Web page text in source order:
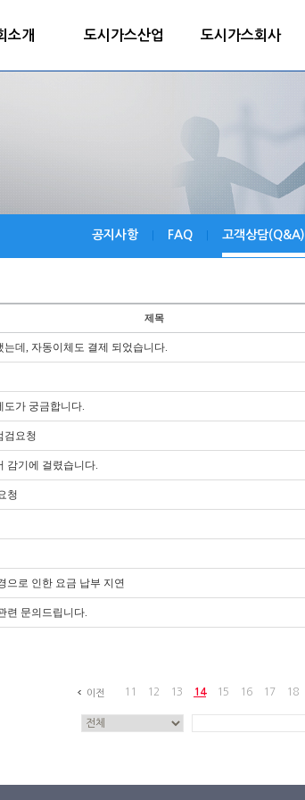
소개 도시가스산업 도시가스회사
공지사항 FAQ 고객상담(Q&A)
제목
는데, 자동이체도 결제 되었습니다.
도가 궁금합니다.
냄새로인한 점검요청
감기에 걸렸습니다.
청
으로 인한 요금 납부 지연
련 문의드립니다.
이전 11 12 13 14 15 16 17 18